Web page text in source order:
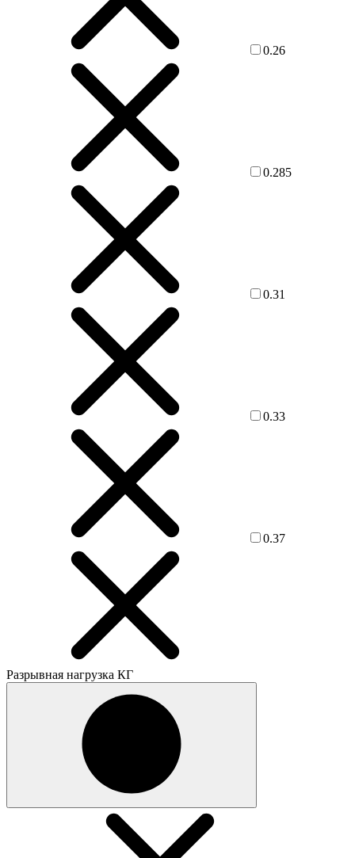
0.26
0.285
0.31
0.33
0.37
Разрывная нагрузка КГ